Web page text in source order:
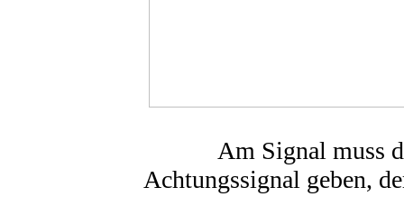
Am Signal muss
Achtungssignal geben,